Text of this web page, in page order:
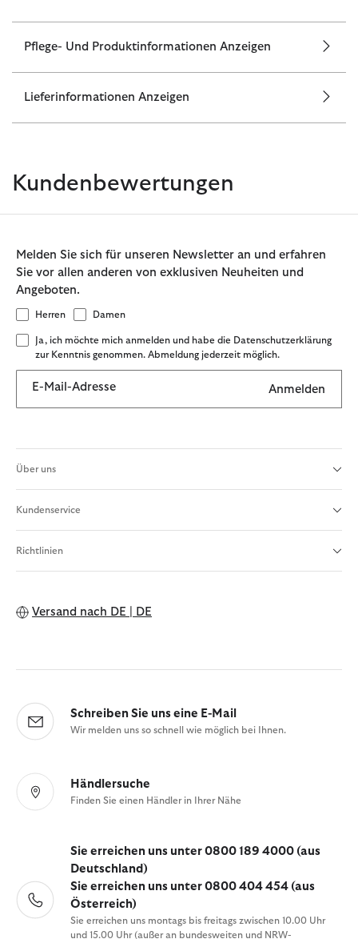
Pflege- Und Produktinformationen Anzeigen
Lieferinformationen Anzeigen
Kundenbewertungen
Melden Sie sich für unseren Newsletter an und erfahren
Sie vor allen anderen von exklusiven Neuheiten und
Angeboten.
Herren Damen
Ja, ich möchte mich anmelden und habe die Datenschutzerklärung
zur Kenntnis genommen. Abmeldung jederzeit möglich.
E-Mail-Adresse Anmelden
Über uns
Kundenservice
Richtlinien
Versand nach DE | DE
Schreiben Sie uns eine E-Mail
Wir melden uns so schnell wie möglich bei Ihnen.
Händlersuche
Finden Sie einen Händler in Ihrer Nähe
Sie erreichen uns unter 0800 189 4000 (aus
Deutschland)
Sie erreichen uns unter 0800 404 454 (aus
Österreich)
Sie erreichen uns montags bis freitags zwischen 10.00 Uhr
und 15.00 Uhr (außer an bundesweiten und NRW-